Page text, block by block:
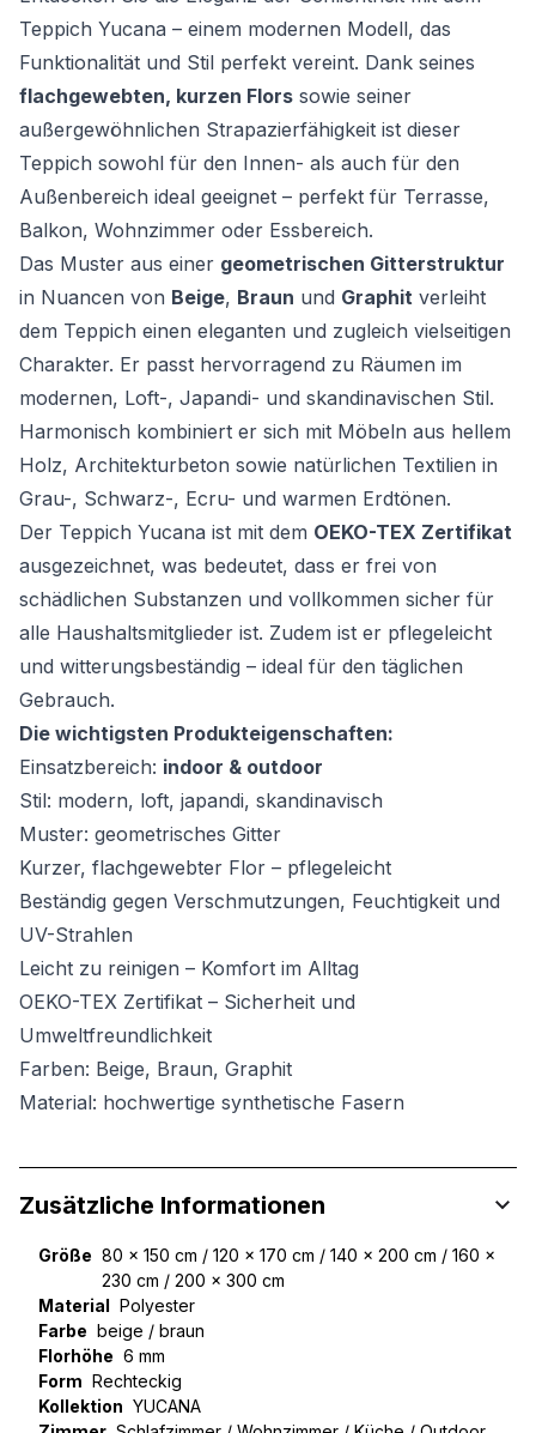
Teppich Yucana – einem modernen Modell, das
Funktionalität und Stil perfekt vereint. Dank seines
flachgewebten, kurzen Flors sowie seiner
außergewöhnlichen Strapazierfähigkeit ist dieser
Teppich sowohl für den Innen- als auch für den
Außenbereich ideal geeignet – perfekt für Terrasse,
Balkon, Wohnzimmer oder Essbereich.
Das Muster aus einer geometrischen Gitterstruktur
in Nuancen von Beige, Braun und Graphit verleiht
dem Teppich einen eleganten und zugleich vielseitigen
Charakter. Er passt hervorragend zu Räumen im
modernen, Loft-, Japandi- und skandinavischen Stil.
Harmonisch kombiniert er sich mit Möbeln aus hellem
Holz, Architekturbeton sowie natürlichen Textilien in
Grau-, Schwarz-, Ecru- und warmen Erdtönen.
Der Teppich Yucana ist mit dem OEKO-TEX Zertifikat
ausgezeichnet, was bedeutet, dass er frei von
schädlichen Substanzen und vollkommen sicher für
alle Haushaltsmitglieder ist. Zudem ist er pflegeleicht
und witterungsbeständig – ideal für den täglichen
Gebrauch.
Die wichtigsten Produkteigenschaften:
Einsatzbereich: indoor & outdoor
Stil: modern, loft, japandi, skandinavisch
Muster: geometrisches Gitter
Kurzer, flachgewebter Flor – pflegeleicht
Beständig gegen Verschmutzungen, Feuchtigkeit und
UV-Strahlen
Leicht zu reinigen – Komfort im Alltag
OEKO-TEX Zertifikat – Sicherheit und
Umweltfreundlichkeit
Farben: Beige, Braun, Graphit
Material: hochwertige synthetische Fasern
Zusätzliche Informationen
Größe 80 x 150 cm / 120 x 170 cm / 140 x 200 cm / 160 x
230 cm / 200 x 300 cm
Material Polyester
Farbe beige / braun
Florhöhe 6 mm
Form Rechteckig
Kollektion YUCANA